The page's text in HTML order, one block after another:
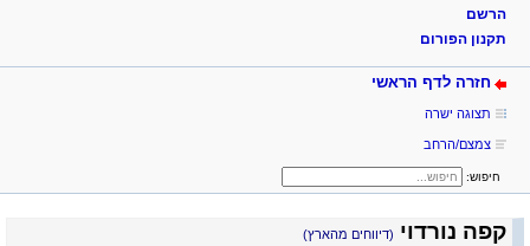
הרשם
תקנון הפורום
חזרה לדף הראשי
תצוגה ישרה
צמצם/הרחב
חיפוש:
קפה נורדוי (דיווחים מהארץ)